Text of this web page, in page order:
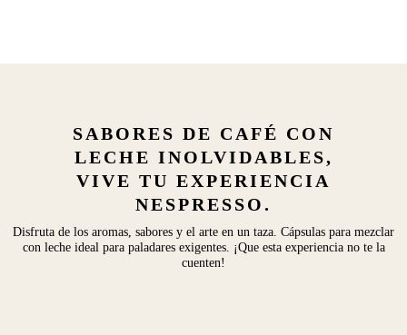
SABORES DE CAFÉ CON
LECHE INOLVIDABLES,
VIVE TU EXPERIENCIA
NESPRESSO.
Disfruta de los aromas, sabores y el arte en un taza. Cápsulas para mezclar
con leche ideal para paladares exigentes. ¡Que esta experiencia no te la
cuenten!